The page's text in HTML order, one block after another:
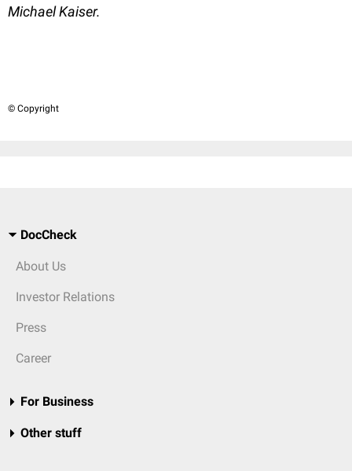
Michael Kaiser.
© Copyright
DocCheck
About Us
Investor Relations
Press
Career
For Business
Other stuff